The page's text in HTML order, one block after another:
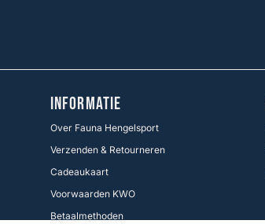
INFORMATIE
Over Fauna Hengelsport
Verzenden & Retourneren
Cadeaukaart
Voorwaarden KWO
Betaalmethoden